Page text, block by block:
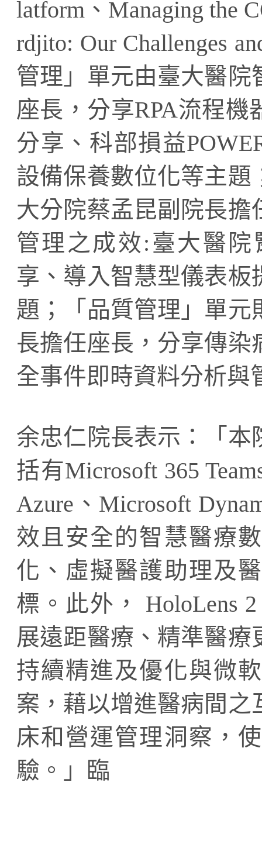
latform、Managing the
rdjito: Our Challenges
管理」單元由臺大醫
座長，分享RPA流程
分享、科部損益
設備保養數位化等主
大分院蔡孟昆副院長
管理之成效:臺大醫
享、導入智慧型儀表
題；「品質管理」單
長擔任座長，分享傳
全事件即時資料分析與
余忠仁院長表示：「
括有Microsoft 365
Azure、Microsoft
效且安全的智慧醫療
化、虛擬醫護助理及
標。此外， HoloLens
展遠距醫療、精準醫
持續精進及優化與微
案，藉以增進醫病間
床和營運管理洞察，
驗。」臨